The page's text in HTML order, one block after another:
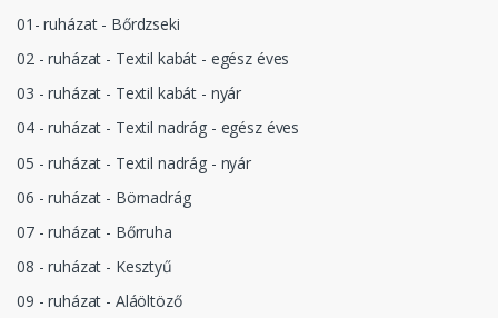
01- ruházat - Bőrdzseki
02 - ruházat - Textil kabát - egész éves
03 - ruházat - Textil kabát - nyár
04 - ruházat - Textil nadrág - egész éves
05 - ruházat - Textil nadrág - nyár
06 - ruházat - Börnadrág
07 - ruházat - Bőrruha
08 - ruházat - Kesztyű
09 - ruházat - Aláöltöző